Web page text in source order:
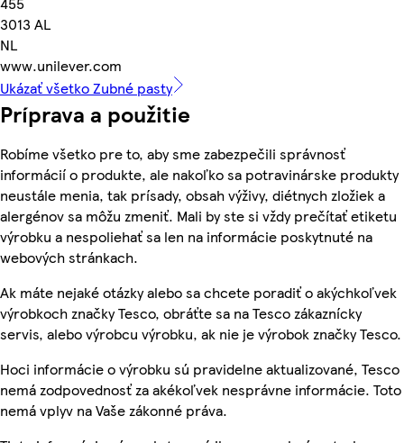
3013 AL
NL
www.unilever.com
Ukázať všetko Zubné pasty
Príprava a použitie
Robíme všetko pre to, aby sme zabezpečili správnosť
informácií o produkte, ale nakoľko sa potravinárske produkty
neustále menia, tak prísady, obsah výživy, diétnych zložiek a
alergénov sa môžu zmeniť. Mali by ste si vždy prečítať etiketu
výrobku a nespoliehať sa len na informácie poskytnuté na
webových stránkach.
Ak máte nejaké otázky alebo sa chcete poradiť o akýchkoľvek
výrobkoch značky Tesco, obráťte sa na Tesco zákaznícky
servis, alebo výrobcu výrobku, ak nie je výrobok značky Tesco.
Hoci informácie o výrobku sú pravidelne aktualizované, Tesco
nemá zodpovednosť za akékoľvek nesprávne informácie. Toto
nemá vplyv na Vaše zákonné práva.